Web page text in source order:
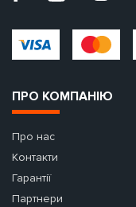
ПРО КОМПАНІЮ
Про нас
Контакти
Гарантії
Партнери